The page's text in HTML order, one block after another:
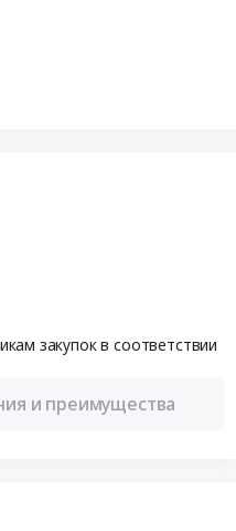
закупок в соответствии
и преимущества